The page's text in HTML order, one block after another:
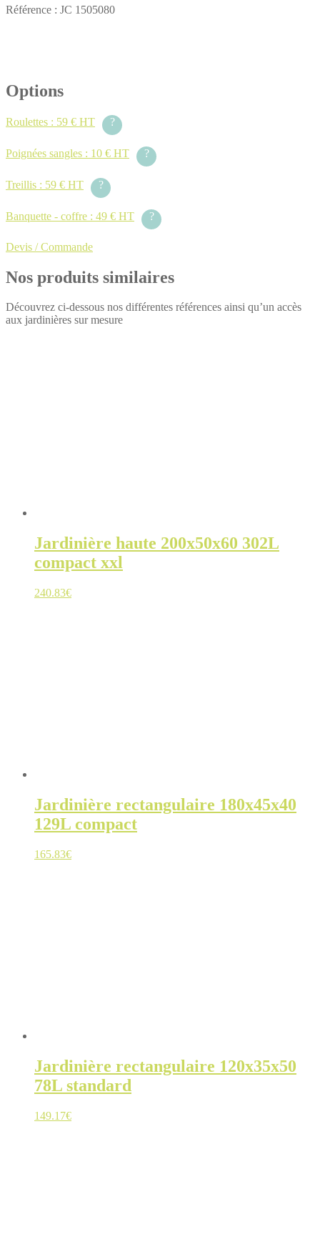
Référence : JC 1505080
Options
Roulettes : 59 € HT ?
Poignées sangles : 10 € HT ?
Treillis : 59 € HT ?
Banquette - coffre : 49 € HT ?
Devis / Commande
Nos produits similaires
Découvrez ci-dessous nos différentes références ainsi qu’un accès
aux jardinières sur mesure
Jardinière haute 200x50x60 302L
compact xxl
240.83€
Jardinière rectangulaire 180x45x40
129L compact
165.83€
Jardinière rectangulaire 120x35x50
78L standard
149.17€